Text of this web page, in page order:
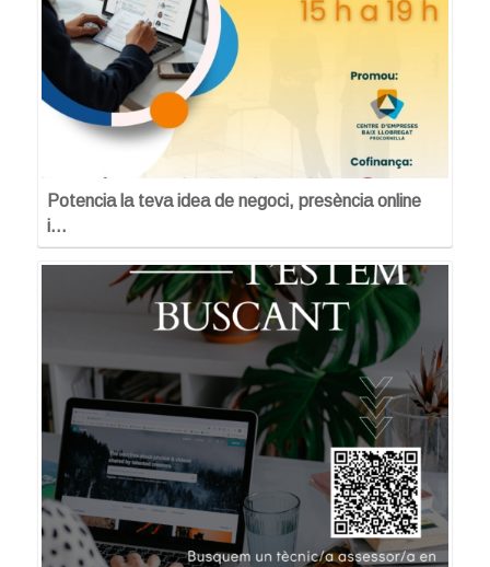
Potencia la teva idea de negoci, presència online
i…